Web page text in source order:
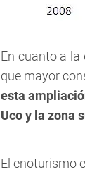
En cuanto a
que mayor
esta
Uco y la zona
El